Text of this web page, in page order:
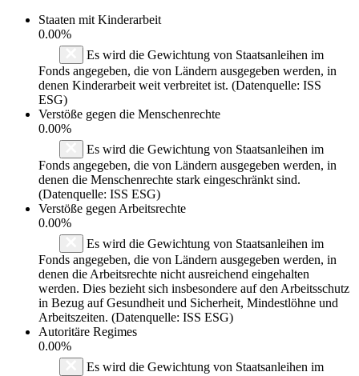
Staaten mit Kinderarbeit
0.00%
Es wird die Gewichtung von Staatsanleihen im
Fonds angegeben, die von Ländern ausgegeben werden, in
denen Kinderarbeit weit verbreitet ist. (Datenquelle: ISS
ESG)
Verstöße gegen die Menschenrechte
0.00%
Es wird die Gewichtung von Staatsanleihen im
Fonds angegeben, die von Ländern ausgegeben werden, in
denen die Menschenrechte stark eingeschränkt sind.
(Datenquelle: ISS ESG)
Verstöße gegen Arbeitsrechte
0.00%
Es wird die Gewichtung von Staatsanleihen im
Fonds angegeben, die von Ländern ausgegeben werden, in
denen die Arbeitsrechte nicht ausreichend eingehalten
werden. Dies bezieht sich insbesondere auf den Arbeitsschutz
in Bezug auf Gesundheit und Sicherheit, Mindestlöhne und
Arbeitszeiten. (Datenquelle: ISS ESG)
Autoritäre Regimes
0.00%
Es wird die Gewichtung von Staatsanleihen im